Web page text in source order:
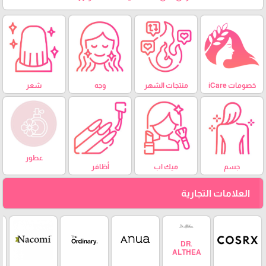
خصومات iCare منتجات الشهر وجه شعر
جسم ميك اب أظافر
عطور
العلامات التجارية
DR.
ALTHEA